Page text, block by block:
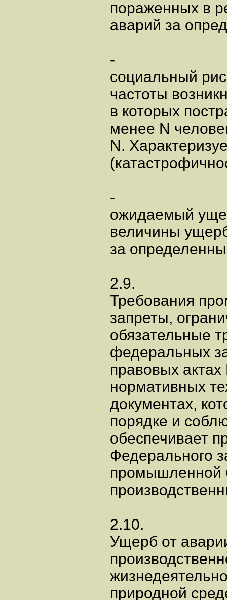
пораженных в
аварий за
-
социальный
частоты
в которых
менее N
N.
-
ожидаемый
величины
за
2.9.
Требования
запреты,
обязательные
федеральных
правовых
нормативных
документах,
порядке и
обеспечивает
Федерального
промышленной
2.10.
Ущерб от
природной